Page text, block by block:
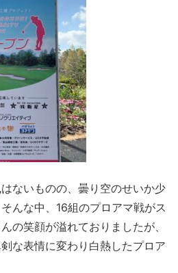
ないものの、曇り空のせいか少
んな中、16組のプロアマ戦がス
の笑顔が溢れておりましたが、
な表情に変わり白熱したプロア